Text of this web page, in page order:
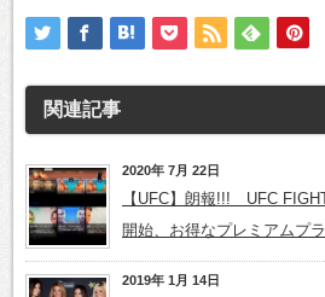
関連記事
2020年 7月 22日
【UFC】朗報!!! UFC
開始、お得なプレミアムプ
2019年 1月 14日